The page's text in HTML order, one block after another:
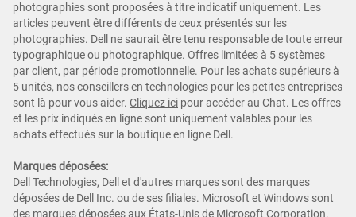
photographies sont proposées à titre indicatif uniquement. Les
articles peuvent être différents de ceux présentés sur les
photographies. Dell ne saurait être tenu responsable de toute erreur
typographique ou photographique. Offres limitées à 5 systèmes
par client, par période promotionnelle. Pour les achats supérieurs à
5 unités, nos conseillers en technologies pour les petites entreprises
sont là pour vous aider. Cliquez ici pour accéder au Chat. Les offres
et les prix indiqués en ligne sont uniquement valables pour les
achats effectués sur la boutique en ligne Dell.
Marques déposées:
Dell Technologies, Dell et d'autres marques sont des marques
déposées de Dell Inc. ou de ses filiales. Microsoft et Windows sont
des marques déposées aux États-Unis de Microsoft Corporation.